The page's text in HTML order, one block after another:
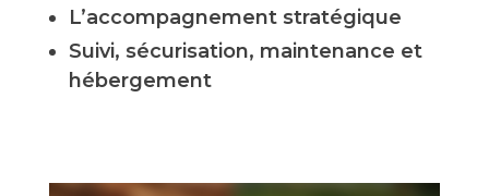
L’accompagnement stratégique
Suivi, sécurisation, maintenance et
hébergement